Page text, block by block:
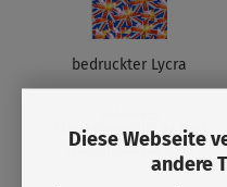
Diese Webseite
andere
bedruckter Lycra
3 Lycra-Basisstoffe zur Wahl